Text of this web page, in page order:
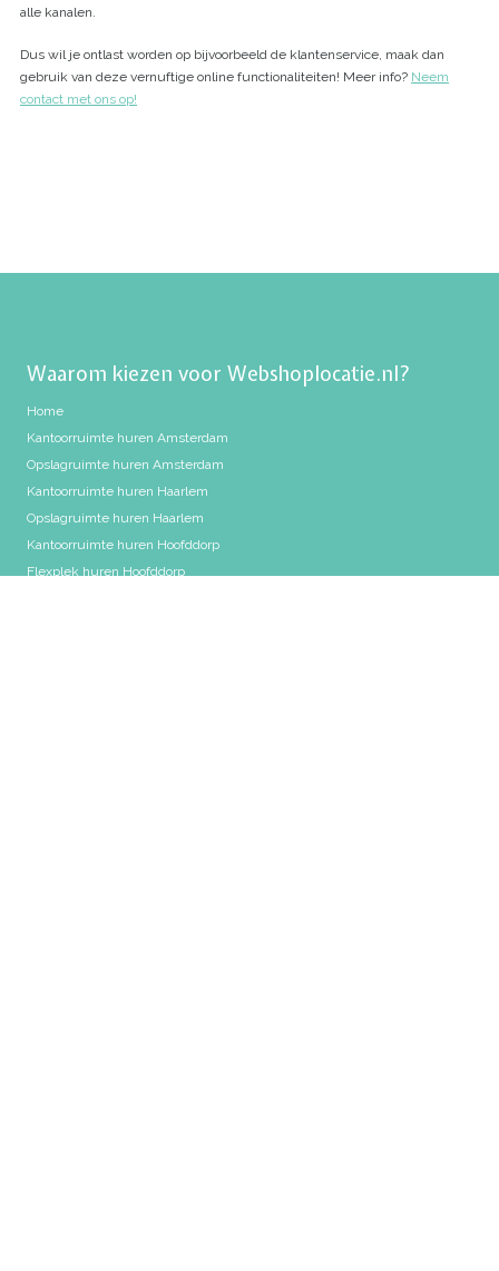
alle kanalen.
Dus wil je ontlast worden op bijvoorbeeld de klantenservice, maak dan
gebruik van deze vernuftige online functionaliteiten! Meer info? Neem
contact met ons op!
Waarom kiezen voor Webshoplocatie.nl?
Home
Kantoorruimte huren Amsterdam
Opslagruimte huren Amsterdam
Kantoorruimte huren Haarlem
Opslagruimte huren Haarlem
Kantoorruimte huren Hoofddorp
Flexplek huren Hoofddorp